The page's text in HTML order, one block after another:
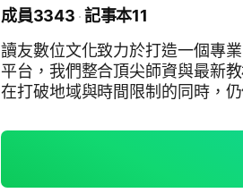
成員3343 記事本11
讀友數位文化致力於打造一個專
平台，我們整合頂尖師資與最新
在打破地域與時間限制的同時，
文化伴你走過每一段努力的時光。